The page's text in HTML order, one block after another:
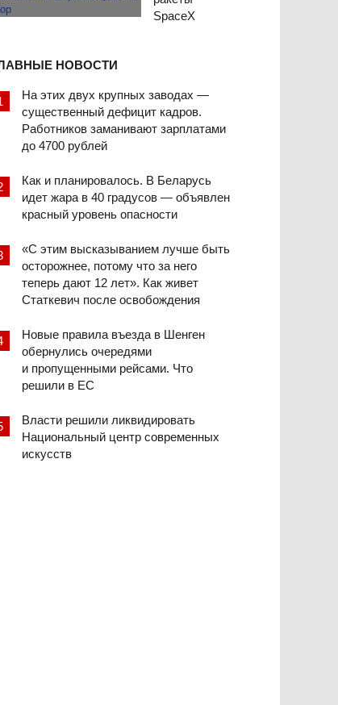
SpaceX
НОВОСТИ
На этих двух крупных заводах —
существенный дефицит кадров.
Работников заманивают зарплатами
до 4700 рублей
Как и планировалось. В Беларусь
идет жара в 40 градусов — объявлен
красный уровень опасности
«С этим высказыванием лучше быть
осторожнее, потому что за него
теперь дают 12 лет». Как живет
Статкевич после освобождения
Новые правила въезда в Шенген
обернулись очередями
и пропущенными рейсами. Что
решили в ЕС
Власти решили ликвидировать
Национальный центр современных
искусств